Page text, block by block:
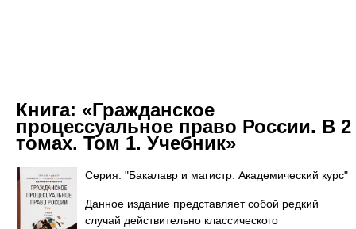
Книга: «Гражданское
процессуальное право России. В 2
томах. Том 1. Учебник»
Серия: "Бакалавр и магистр. Академический курс"
Данное издание представляет собой редкий
случай действительно классического